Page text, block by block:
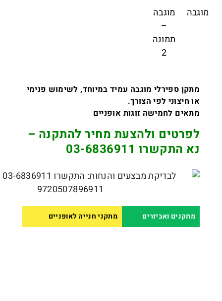
מתקן ספירלי מוגבה עמיד במיוחד, לשימוש פנימי
או חיצוני לפי הצורך.
מתאים לחמישה זוגות אופניים
לפרטים ולהצעת מחיר להתקנה –
נא התקשרו 03-6836911
מתקנים ואביזרים מתקני חנייה לאופניים